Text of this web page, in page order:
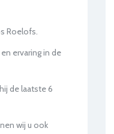
Roelofs.
ervaring in de
de laatste 6
wij u ook